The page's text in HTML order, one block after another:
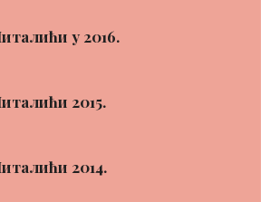
у 2016.
2015.
2014.